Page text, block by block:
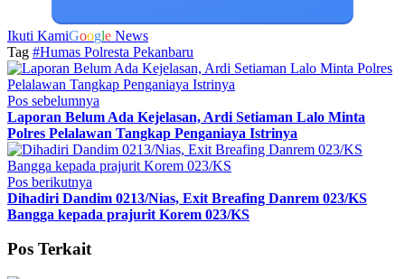
Ikuti KamiGoogle News
Tag #Humas Polresta Pekanbaru
Pos sebelumnya
Laporan Belum Ada Kejelasan, Ardi Setiaman Lalo Minta
Polres Pelalawan Tangkap Penganiaya Istrinya
Pos berikutnya
Dihadiri Dandim 0213/Nias, Exit Breafing Danrem 023/KS
Bangga kepada prajurit Korem 023/KS
Pos Terkait